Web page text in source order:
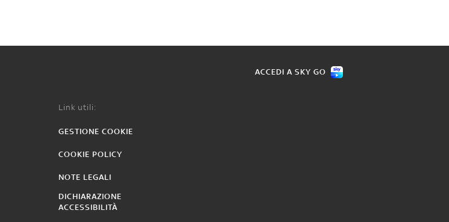
ACCEDI A SKY GO
Link utili:
GESTIONE COOKIE
COOKIE POLICY
NOTE LEGALI
DICHIARAZIONE
ACCESSIBILITÀ